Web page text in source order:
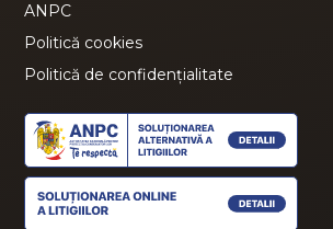
ANPC
Politică cookies
Politică de confidențialitate